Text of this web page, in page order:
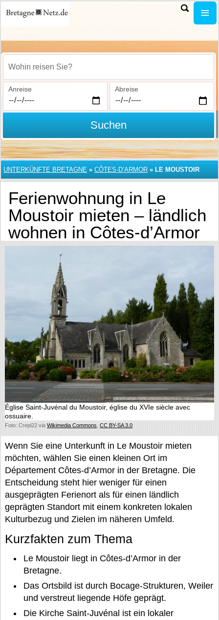
Wohin reisen Sie?
Anreise Abreise
Suchen
UNTERKÜNFTE BRETAGNE » CÔTES-D’ARMOR » LE MOUSTOIR
Ferienwohnung in Le
Moustoir mieten – ländlich
wohnen in Côtes-d’Armor
Église Saint-Juvénal du Moustoir, église du XVIe siècle avec
ossuaire.
Foto: Crepi22 via Wikimedia Commons CC BY-SA 3.0
Wenn Sie eine Unterkunft in Le Moustoir mieten
möchten, wählen Sie einen kleinen Ort im
Département Côtes-d’Armor in der Bretagne. Die
Entscheidung steht hier weniger für einen
ausgeprägten Ferienort als für einen ländlich
geprägten Standort mit einem konkreten lokalen
Kulturbezug und Zielen im näheren Umfeld.
Kurzfakten zum Thema
Le Moustoir liegt in Côtes-d’Armor in der
Bretagne.
Das Ortsbild ist durch Bocage-Strukturen, Weiler
und verstreut liegende Höfe geprägt.
Die Kirche Saint-Juvénal ist ein lokaler